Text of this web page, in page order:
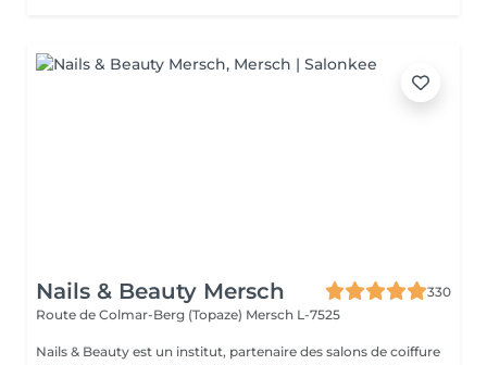
Nails & Beauty Mersch
330
Route de Colmar-Berg (Topaze) Mersch L-7525
Nails & Beauty est un institut, partenaire des salons de coiffure